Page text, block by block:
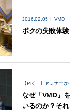
2016.02.05 VMD
ボクの失敗体験
【PR】 セミナーか
なぜ「VMD」
いるのか？そ